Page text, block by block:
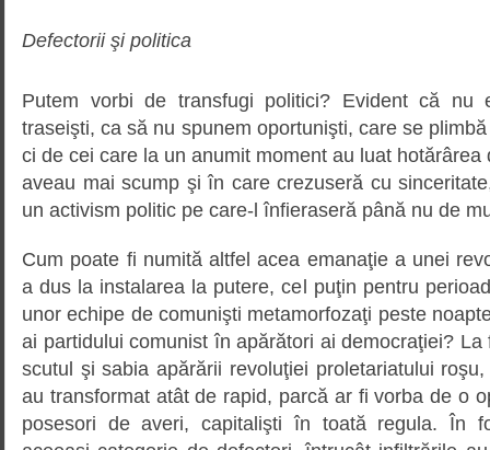
Defectorii şi politica
Putem vorbi de transfugi politici? Evident că nu
traseişti, ca să nu spunem oportunişti, care se
ci de cei care la un anumit moment au luat
aveau mai scump şi în care crezuseră cu
un activism politic pe care-l înfieraseră până nu de
Cum poate fi numită altfel acea emanaţie a unei
a dus la instalarea la putere, cel puţin pentru
unor echipe de comunişti metamorfozaţi peste
ai partidului comunist în apărători ai democraţiei?
scutul şi sabia apărării revoluţiei proletariatului
au transformat atât de rapid, parcă ar fi vorba de o
posesori de averi, capitalişti în toată regula. În